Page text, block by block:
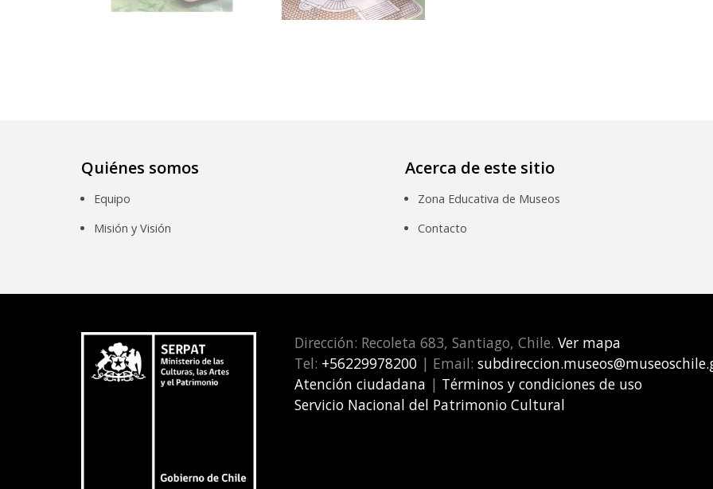
Quiénes somos
Equipo
Misión y Visión
Acerca de este sitio
Zona Educativa de Museos
Contacto
Dirección: Recoleta 683, Santiago, Chile. Ver mapa
Tel: +56229978200 | Email:
Atención ciudadana | Términos y condiciones de uso
Servicio Nacional del Patrimonio Cultural